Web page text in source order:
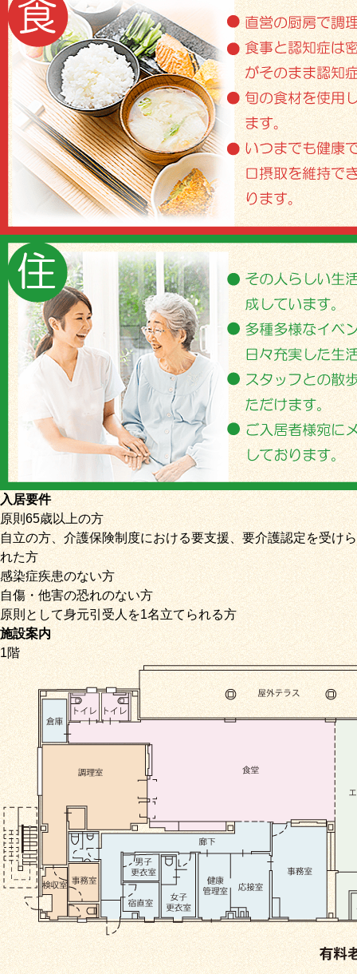
入居要件
原則65歳以上の方
自立の方、介護保険制度における要支援、要介護認定を受けら
れた方
感染症疾患のない方
自傷・他害の恐れのない方
原則として身元引受人を1名立てられる方
施設案内
1階